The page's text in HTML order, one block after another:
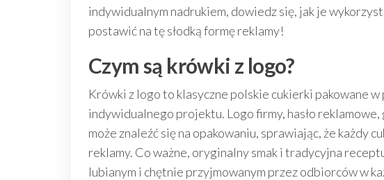
indywidualnym nadrukiem, dowiedz się, jak je
postawić na tę słodką formę reklamy!
Czym są krówki z logo?
Krówki z logo to klasyczne polskie cukierki pakowane
indywidualnego projektu. Logo firmy, hasło
może znaleźć się na opakowaniu, sprawiając, że każdy
reklamy. Co ważne, oryginalny smak i tradycyjna
lubianym i chętnie przyjmowanym przez odbiorców w